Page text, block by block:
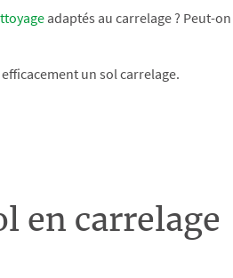
adaptés au carrelage ? Peut-
un sol carrelage.
en carrelage